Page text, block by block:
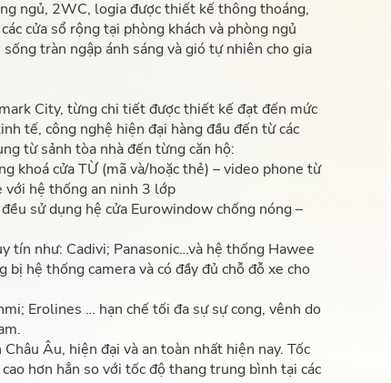
ngủ, 2WC, logia được thiết kế thông thoáng,
cửa sổ rộng tại phòng khách và phòng ngủ
tràn ngập ánh sáng và gió tự nhiên cho gia
City, từng chi tiết được thiết kế đạt đến mức
tế, công nghệ hiện đại hàng đầu đến từ các
từ sảnh tòa nhà đến từng căn hộ:
khoá cửa TỪ (mã và/hoặc thẻ) – video phone từ
hệ thống an ninh 3 lớp
sử dụng hệ cửa Eurowindow chống nóng –
tín như: Cadivi; Panasonic…và hệ thống Hawee
bị hệ thống camera và có đầy đủ chỗ đỗ xe cho
Erolines … hạn chế tối đa sự sự cong, vênh do
Âu, hiện đại và an toàn nhất hiện nay. Tốc
hơn hẳn so với tốc độ thang trung bình tại các